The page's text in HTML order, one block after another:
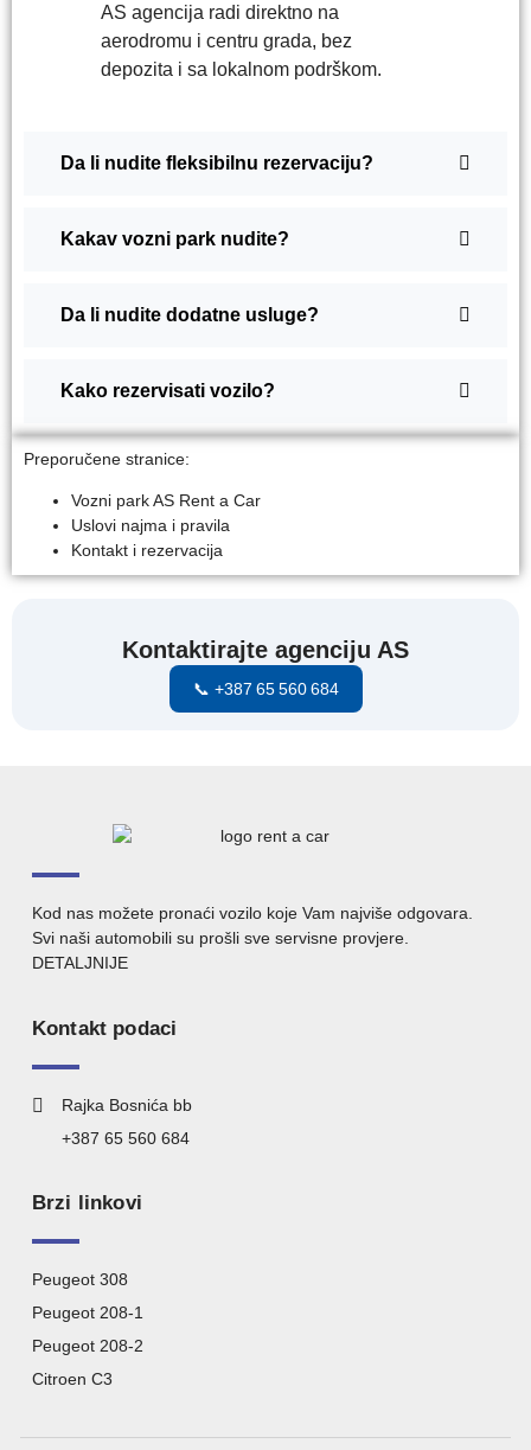
AS agencija radi direktno na
aerodromu i centru grada, bez
depozita i sa lokalnom podrškom.
Da li nudite fleksibilnu rezervaciju?
Kakav vozni park nudite?
Da li nudite dodatne usluge?
Kako rezervisati vozilo?
Preporučene stranice:
Vozni park AS Rent a Car
Uslovi najma i pravila
Kontakt i rezervacija
Kontaktirajte agenciju AS
📞 +387 65 560 684
Kod nas možete pronaći vozilo koje Vam najviše odgovara.
Svi naši automobili su prošli sve servisne provjere.
DETALJNIJE
Kontakt podaci
Rajka Bosnića bb
+387 65 560 684
Brzi linkovi
Peugeot 308
Peugeot 208-1
Peugeot 208-2
Citroen C3